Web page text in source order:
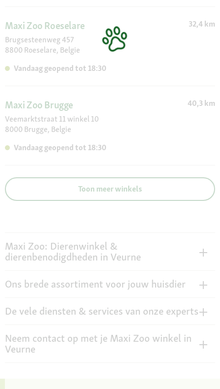
Maxi Zoo Roeselare
32,4 km
Brugsesteenweg 457
8800 Roeselare, Belgie
Vandaag geopend tot 18:30
Maxi Zoo Brugge
40,3 km
Veemarktstraat 11 winkel 10
8000 Brugge, Belgie
Vandaag geopend tot 18:30
Toon meer winkels
Maxi Zoo: Dierenwinkel &
dierenbenodigdheden in Veurne
Ons brede assortiment voor jouw huisdier
De vele diensten & services van onze experts
Neem contact op met je Maxi Zoo winkel in
Veurne